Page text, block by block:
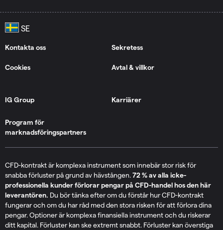
Kontakta oss Sekretess
Cookies Avtal & villkor
IG Group Karriärer
Program för
marknadsföringspartners
CFD-kontrakt är komplexa instrument som innebär stor risk för
snabba förluster på grund av hävstången.72 % av alla icke-
professionella kunder förlorar pengar på CFD-handel hos den här
leverantören. Du bör tänka efter om du förstår hur CFD-kontrakt
fungerar och om du har råd med den stora risken för att förlora dina
pengar. Optioner är komplexa finansiella instrument och du riskerar
ditt kapital. Förluster kan ske extremt snabbt. Förluster kan överstiga